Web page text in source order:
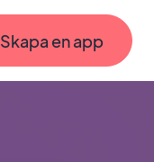
Skapa en app